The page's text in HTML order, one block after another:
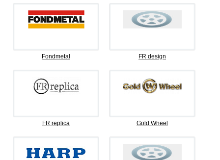
Fondmetal FR design
FR replica Gold Wheel